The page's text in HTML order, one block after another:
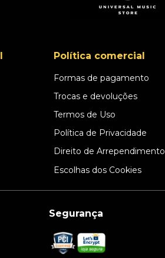
Política comercial
Formas de pagamento
Trocas e devoluções
Termos de Uso
Política de Privacidade
Direito de Arrependimento
Escolhas dos Cookies
Segurança